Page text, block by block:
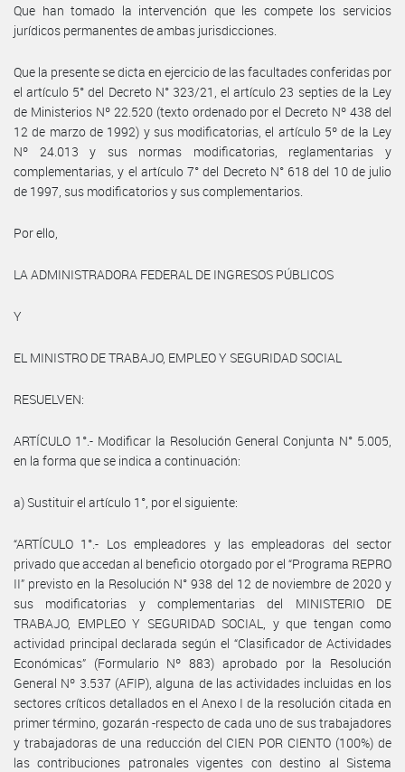
Que han tomado la intervención que les compete los servicios
jurídicos permanentes de ambas jurisdicciones.
Que la presente se dicta en ejercicio de las facultades conferidas por
el artículo 5° del Decreto N° 323/21, el artículo 23 septies de la Ley
de Ministerios Nº 22.520 (texto ordenado por el Decreto Nº 438 del
12 de marzo de 1992) y sus modificatorias, el artículo 5º de la Ley
Nº 24.013 y sus normas modificatorias, reglamentarias y
complementarias, y el artículo 7° del Decreto N° 618 del 10 de julio
de 1997, sus modificatorios y sus complementarios.
Por ello,
LA ADMINISTRADORA FEDERAL DE INGRESOS PÚBLICOS
Y
EL MINISTRO DE TRABAJO, EMPLEO Y SEGURIDAD SOCIAL
RESUELVEN:
ARTÍCULO 1°.- Modificar la Resolución General Conjunta N° 5.005,
en la forma que se indica a continuación:
a) Sustituir el artículo 1°, por el siguiente:
“ARTÍCULO 1°.- Los empleadores y las empleadoras del sector
privado que accedan al beneficio otorgado por el “Programa REPRO
II” previsto en la Resolución N° 938 del 12 de noviembre de 2020 y
sus modificatorias y complementarias del MINISTERIO DE
TRABAJO, EMPLEO Y SEGURIDAD SOCIAL, y que tengan como
actividad principal declarada según el “Clasificador de Actividades
Económicas” (Formulario Nº 883) aprobado por la Resolución
General Nº 3.537 (AFIP), alguna de las actividades incluidas en los
sectores críticos detallados en el Anexo I de la resolución citada en
primer término, gozarán -respecto de cada uno de sus trabajadores
y trabajadoras de una reducción del CIEN POR CIENTO (100%) de
las contribuciones patronales vigentes con destino al Sistema